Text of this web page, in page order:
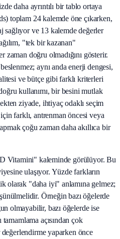
daha ayrıntılı bir tablo ortaya
toplam 24 kalemde öne çıkarken,
sağlıyor ve 13 kalemde değerler
"tek bir kazanan"
zaman doğru olmadığını gösterir.
aynı anda enerji dengesi,
ve bütçe gibi farklı kriterleri
kullanımı, bir besini mutlak
ziyade, ihtiyaç odaklı seçim
farklı, antrenman öncesi veya
çoğu zaman daha akıllıca bir
Vitamini" kaleminde görülüyor. Bu
ulaşıyor. Yüzde farkların
olarak "daha iyi" anlamına gelmez;
Örneğin bazı öğelerde
olmayabilir, bazı öğelerde ise
açısından çok
değerlendirme yaparken önce